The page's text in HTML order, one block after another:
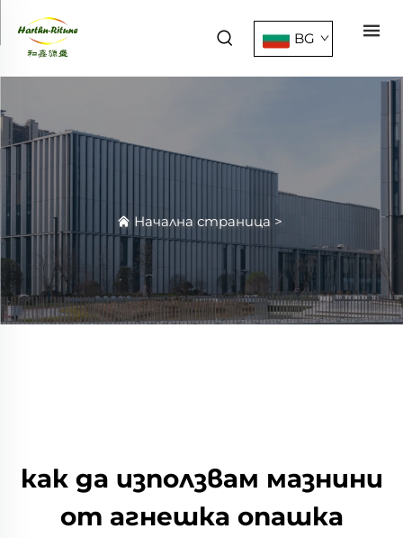
BG
Начална страница >
как да използвам мазнини
от агнешка опашка